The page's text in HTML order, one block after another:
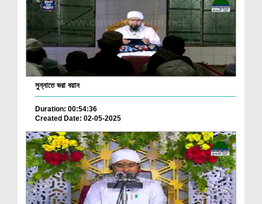
সুন্নাতে ভরা বয়ান
Duration: 00:54:36
Created Date: 02-05-2025